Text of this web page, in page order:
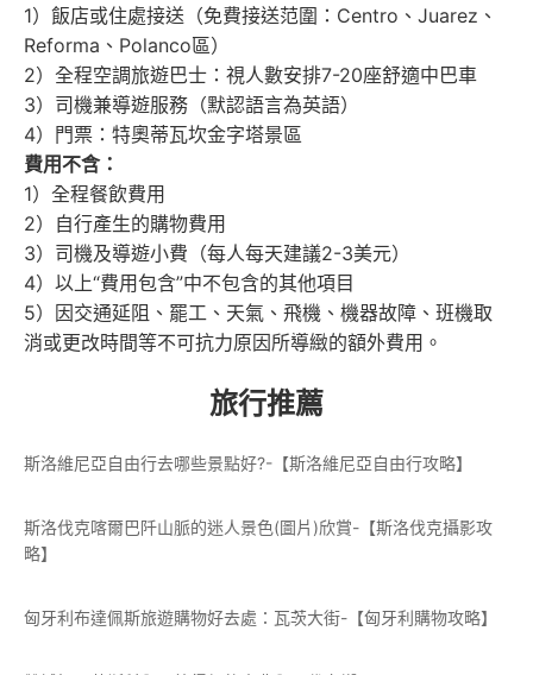
1）飯店或住處接送（免費接送范圍：Centro、Juarez、
Reforma、Polanco區）
2）全程空調旅遊巴士：視人數安排7-20座舒適中巴車
3）司機兼導遊服務（默認語言為英語）
4）門票：特奧蒂瓦坎金字塔景區
費用不含：
1）全程餐飲費用
2）自行產生的購物費用
3）司機及導遊小費（每人每天建議2-3美元）
4）以上“費用包含”中不包含的其他項目
5）因交通延阻、罷工、天氣、飛機、機器故障、班機取
消或更改時間等不可抗力原因所導緻的額外費用。
旅行推薦
斯洛維尼亞自由行去哪些景點好?-【斯洛維尼亞自由行攻略】
斯洛伐克喀爾巴阡山脈的迷人景色(圖片)欣賞-【斯洛伐克攝影攻
略】
匈牙利布達佩斯旅遊購物好去處：瓦茨大街-【匈牙利購物攻略】